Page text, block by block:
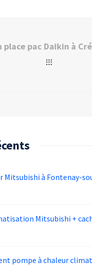
place pac Daikin à
Mitsubishi à Fontenay-
Mitsubishi +
pompe à chaleur